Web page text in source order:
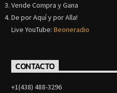
Vende Compra y Gana
De por Aquí y por Alla!
Live YouTube:Beoneradio
CONTACTO
+1(438) 488-3296